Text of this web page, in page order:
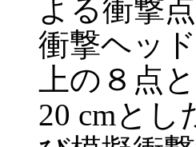
よる衝撃
衝撃ヘッ
上の８点
20 cmとし